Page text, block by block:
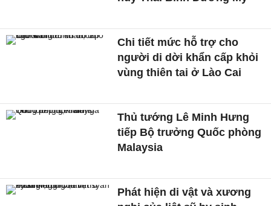
Chi tiết mức hỗ trợ cho
người di dời khẩn cấp khỏi
vùng thiên tai ở Lào Cai
Thủ tướng Lê Minh Hưng
tiếp Bộ trưởng Quốc phòng
Malaysia
Phát hiện di vật và xương